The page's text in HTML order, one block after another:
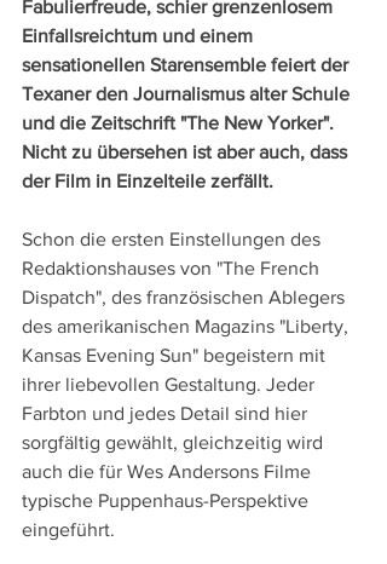
Fabulierfreude, schier grenzenlosem
Einfallsreichtum und einem
sensationellen Starensemble feiert der
Texaner den Journalismus alter Schule
und die Zeitschrift "The New Yorker".
Nicht zu übersehen ist aber auch, dass
der Film in Einzelteile zerfällt.
Schon die ersten Einstellungen des
Redaktionshauses von "The French
Dispatch", des französischen Ablegers
des amerikanischen Magazins "Liberty,
Kansas Evening Sun" begeistern mit
ihrer liebevollen Gestaltung. Jeder
Farbton und jedes Detail sind hier
sorgfältig gewählt, gleichzeitig wird
auch die für Wes Andersons Filme
typische Puppenhaus-Perspektive
eingeführt.